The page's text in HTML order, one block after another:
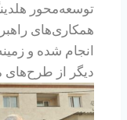
توسعه‌محور
همکاری‌های
انجام شده و
دیگر از